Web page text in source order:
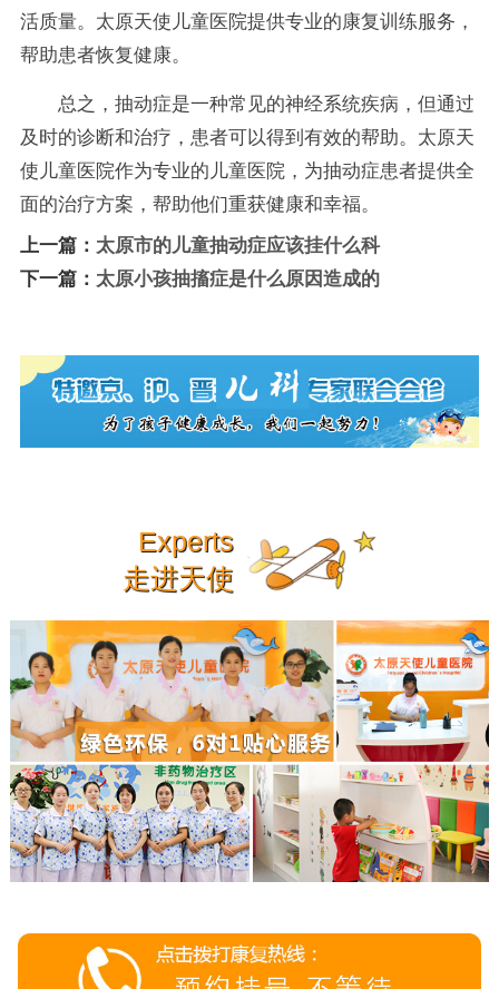
活质量。太原天使儿童医院提供专业的康复训练服务，
帮助患者恢复健康。
总之，抽动症是一种常见的神经系统疾病，但通过
及时的诊断和治疗，患者可以得到有效的帮助。太原天
使儿童医院作为专业的儿童医院，为抽动症患者提供全
面的治疗方案，帮助他们重获健康和幸福。
上一篇： 太原市的儿童抽动症应该挂什么科
下一篇： 太原小孩抽搐症是什么原因造成的
Experts
走进天使